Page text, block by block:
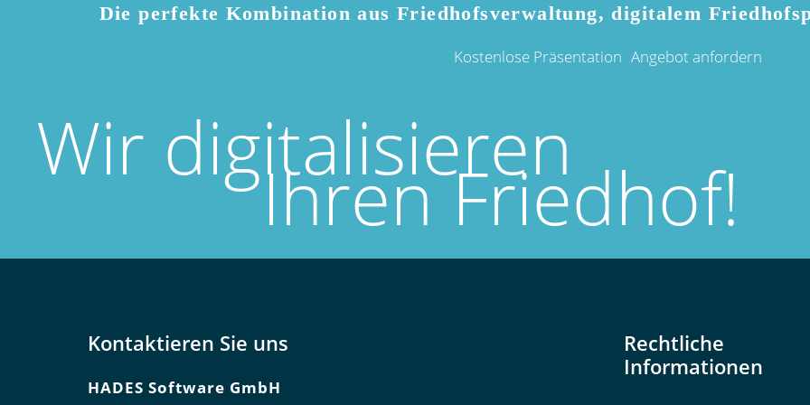
Die perfekte Kombination aus Friedhofsverwaltung, digitalem
Kostenlose Präsentation Angebot anfordern
Wir digitalisieren
Ihren Friedhof!
Kontaktieren Sie uns
HADES Soft­ware GmbH
Rechtliche
Informationen